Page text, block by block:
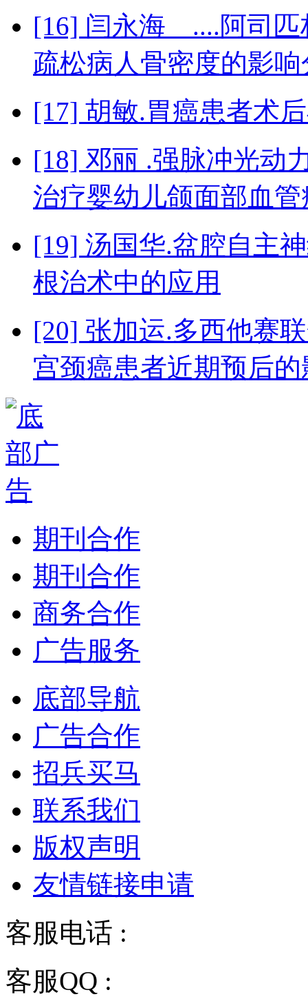
[16] 闫永海 ....阿司匹
疏松病人骨密度的影响
[17] 胡敏.胃癌患者术
[18] 邓丽 .强脉冲光动
治疗婴幼儿颌面部血
[19] 汤国华.盆腔自主
根治术中的应用
[20] 张加运.多西他赛
宫颈癌患者近期预后的
期刊合作
期刊合作
商务合作
广告服务
底部导航
广告合作
招兵买马
联系我们
版权声明
友情链接申请
客服电话 :
客服QQ :